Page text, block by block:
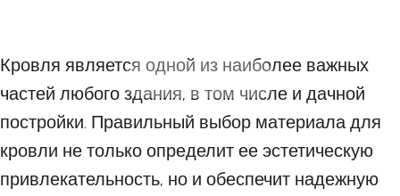
18 АВГУСТА 2023
Кровля является одной из наиболее важных
частей любого здания, в том числе и дачной
постройки. Правильный выбор материала для
кровли не только определит ее эстетическую
привлекательность, но и обеспечит надежную